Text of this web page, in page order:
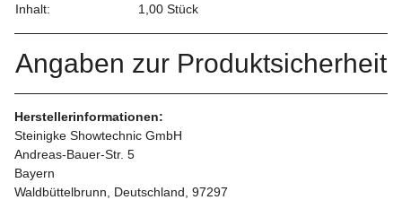
Inhalt:
1,00 Stück
Angaben zur Produktsicherheit
Herstellerinformationen:
Steinigke Showtechnic GmbH
Andreas-Bauer-Str. 5
Bayern
Waldbüttelbrunn, Deutschland, 97297